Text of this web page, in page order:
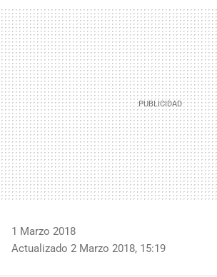
MAIL
1 Marzo 2018
Actualizado 2 Marzo 2018, 15:19